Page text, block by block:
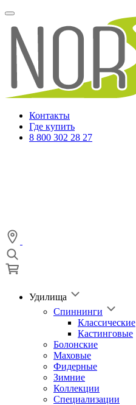
Контакты
Где купить
8 800 302 28 27
Удилища
Спиннинги
Классические
Кастинговые
Болонские
Маховые
Фидерные
Зимние
Коллекции
Специализации